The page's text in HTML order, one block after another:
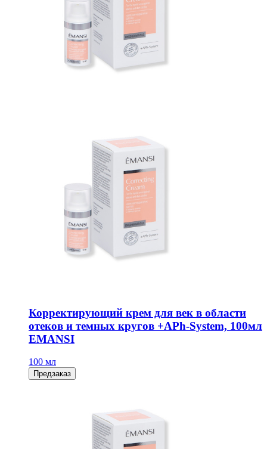
Корректирующий крем для век в области
отеков и темных кругов +APh-System, 100мл
EMANSI
100 мл
Предзаказ